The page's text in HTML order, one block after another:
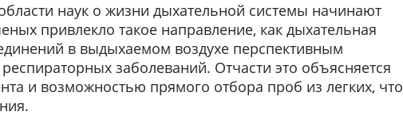
наук о жизни дыхательной системы начинают
привлекло такое направление, как дыхательная
в выдыхаемом воздухе перспективным
заболеваний. Отчасти это объясняется
и возможностью прямого отбора проб из легких, что